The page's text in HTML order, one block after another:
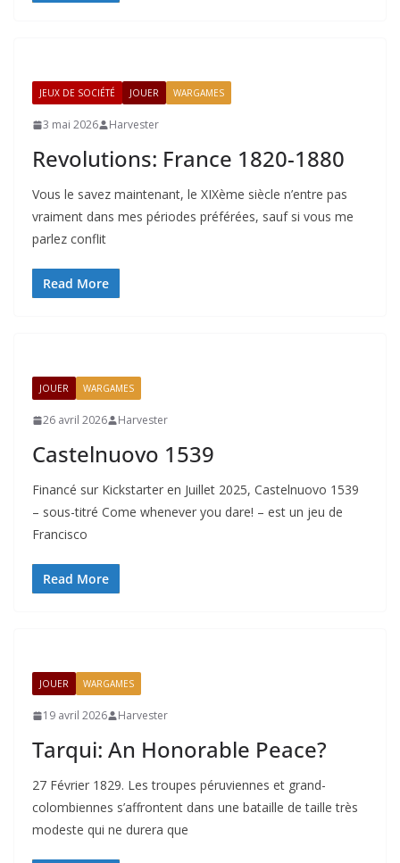
JEUX DE SOCIÉTÉ JOUER WARGAMES
3 mai 2026 Harvester
Revolutions: France 1820-1880
Vous le savez maintenant, le XIXème siècle n’entre pas
vraiment dans mes périodes préférées, sauf si vous me
parlez conflit
Read More
JOUER WARGAMES
26 avril 2026 Harvester
Castelnuovo 1539
Financé sur Kickstarter en Juillet 2025, Castelnuovo 1539
– sous-titré Come whenever you dare! – est un jeu de
Francisco
Read More
JOUER WARGAMES
19 avril 2026 Harvester
Tarqui: An Honorable Peace?
27 Février 1829. Les troupes péruviennes et grand-
colombiennes s’affrontent dans une bataille de taille très
modeste qui ne durera que